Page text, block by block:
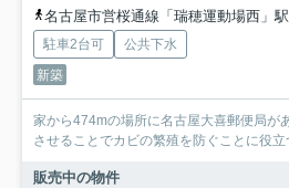
名古屋市営桜通線「瑞穂運動場西」
駐車2台可
公共下水
新築
家から474mの場所に名古屋大喜郵便局が
させることでカビの繁殖を防ぐことに役
販売中の物件